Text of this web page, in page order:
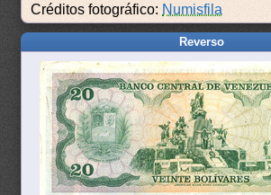
Créditos fotográfico: Numisfila
Reverso